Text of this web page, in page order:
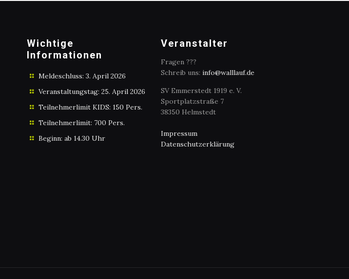
Wichtige
Informationen
Meldeschluss: 3. April 2026
Veranstaltungstag: 25. April 2026
Teilnehmerlimit KIDS: 150 Pers.
Teilnehmerlimit: 700 Pers.
Beginn: ab 14.30 Uhr
Veranstalter
Fragen ???
Schreib uns:info@walllauf.de
SV Emmerstedt 1919 e. V.
Sportplatzstraße 7
38350 Helmstedt
Impressum
Datenschutzerklärung